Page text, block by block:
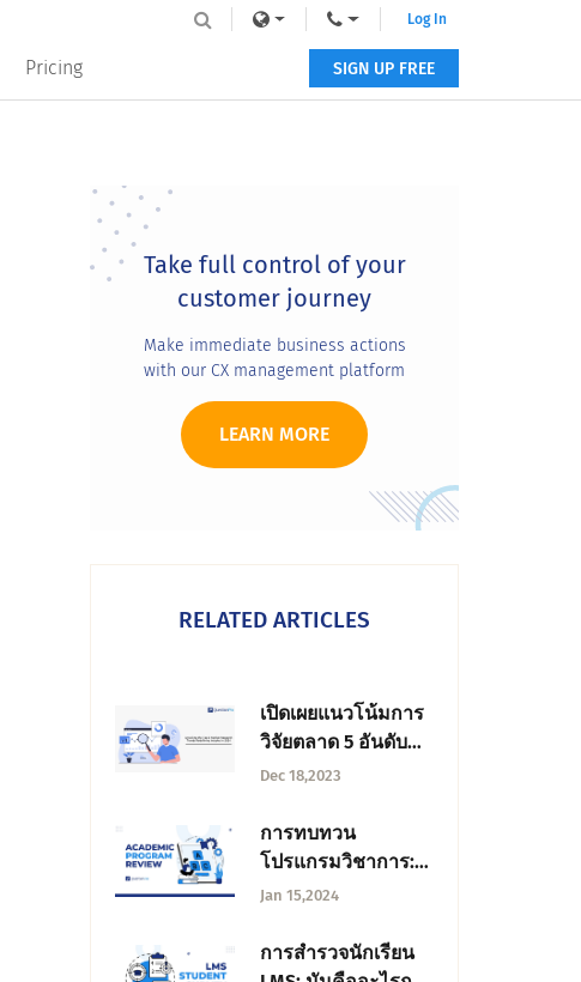
Pricing
Log In
SIGN UP FREE
Primary
Sidebar
Take full control of your
customer journey
Make immediate business actions
with our CX management platform
LEARN MORE
RELATED ARTICLES
เปิดเผยแนวโน้มการ
วิจัยตลาด 5 อันดับ
แรกที่กําหนดนิยาม
ในปี 2024
Dec 18,2023
การทบทวน
โปรแกรมวิชาการ:
วัตถุประสงค์
เก็บรวบรวมข้อมูล
Jan 15,2024
การสํารวจนักเรียน